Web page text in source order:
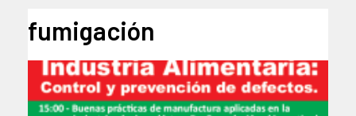
fumigación